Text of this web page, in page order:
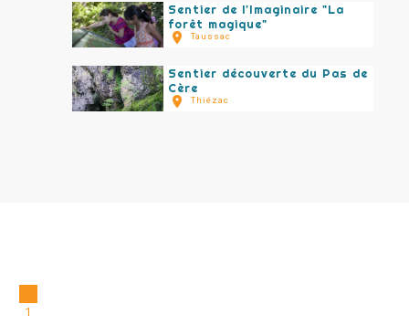
Sentier de l'Imaginaire "La
forêt magique"
Taussac
Sentier découverte du Pas de
Cère
Thiézac
1